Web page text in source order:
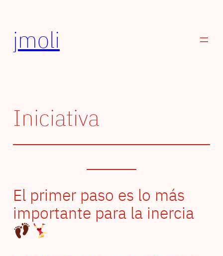
contenido
jmoli
Iniciativa
El primer paso es lo más
importante para la inercia